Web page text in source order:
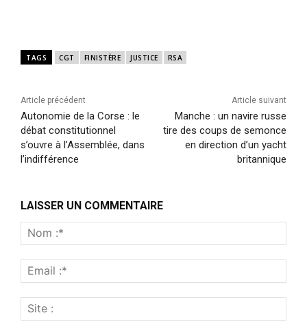
TAGS CGT FINISTÈRE JUSTICE RSA
Article précédent
Autonomie de la Corse : le
débat constitutionnel
s’ouvre à l’Assemblée, dans
l’indifférence
Article suivant
Manche : un navire russe
tire des coups de semonce
en direction d’un yacht
britannique
LAISSER UN COMMENTAIRE
:*
:*
: